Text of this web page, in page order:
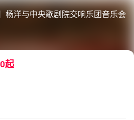
杨洋与中央歌剧院交响乐团音乐会
起